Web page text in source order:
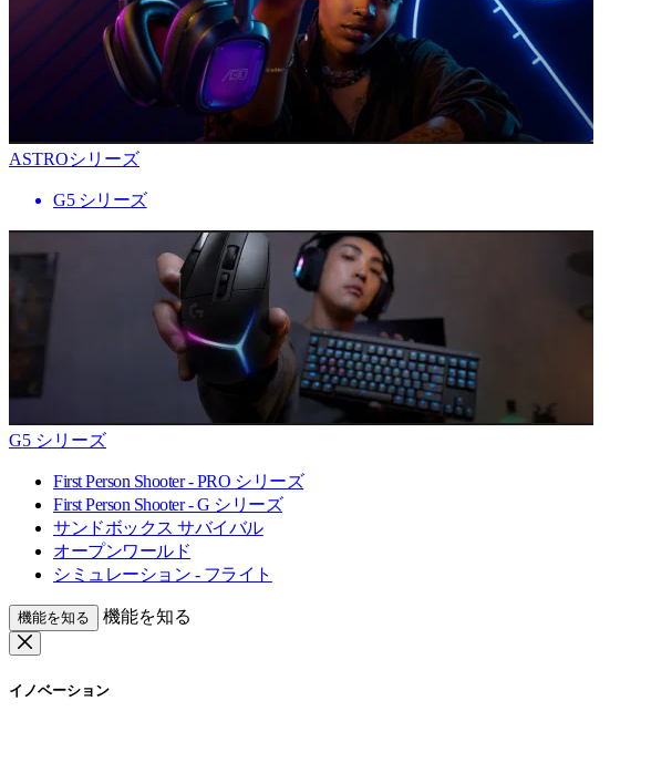
ASTROシリーズ
G5 シリーズ
G5 シリーズ
First Person Shooter - PRO シリーズ
First Person Shooter - G シリーズ
サンドボックス サバイバル
オープンワールド
シミュレーション - フライト
機能を知る 機能を知る
イノベーション